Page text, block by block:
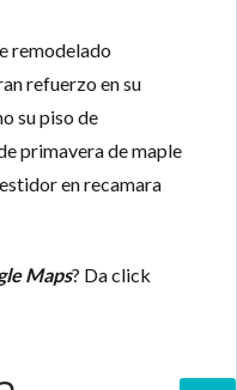
remodelado
refuerzo en su
su piso de
primavera de maple
en recamara
Maps? Da click